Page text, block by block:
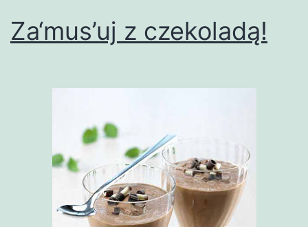
Za‘mus’uj z czekoladą!